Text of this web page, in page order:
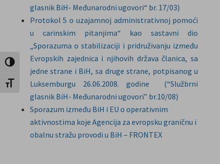
Uključi / isključi visoki kontrast
Uključi / isključi veličinu fonta
glasnik BiH- Međunarodni ugovori“ br. 17/03)
Protokol 5 o uzajamnoj administrativnoj pomoći
u carinskim pitanjima“ kao sastavni dio
„Sporazuma o stabilizaciji i pridruživanju između
Evropskih zajednica i njihovih država članica, sa
jedne strane i BiH, sa druge strane, potpisanog u
Luksemburgu 26.06.2008. godine (“Službrni
glasnik BiH- Međunarodni ugovori” br.10/08)
Sporazum između BiH i EU o operativnim
aktivnostima koje Agencija za evropsku graničnu i
obalnu stražu provodi u BiH – FRONTEX